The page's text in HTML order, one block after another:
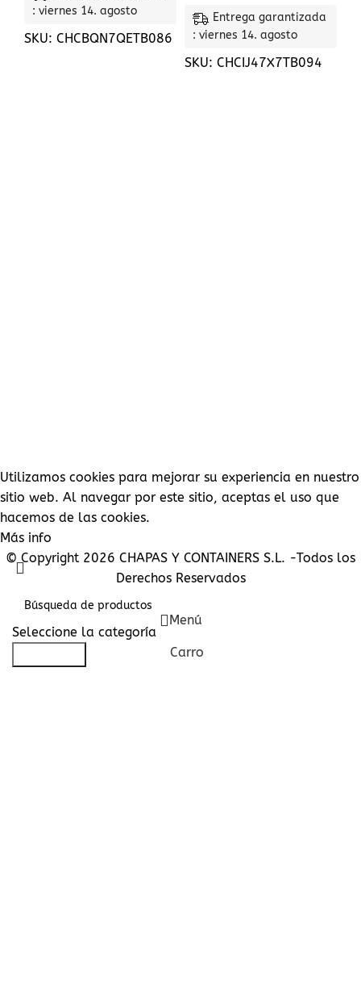
: viernes 14. agosto
SKU: CHCBQN7QETB086
Entrega garantizada
: viernes 14. agosto
SKU: CHCIJ47X7TB094
Utilizamos cookies para mejorar su experiencia en nuestro
sitio web. Al navegar por este sitio, aceptas el uso que
hacemos de las cookies.
Más info
Seleccione la categoría
© Copyright 2026 CHAPAS Y CONTAINERS S.L. -Todos los
Derechos Reservados
Menú
Carro